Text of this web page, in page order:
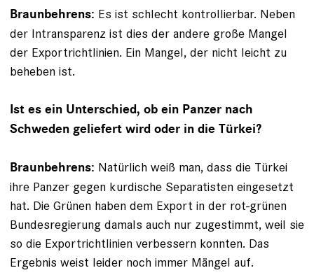
Braunbehrens: Es ist schlecht kontrollierbar. Neben
der Intransparenz ist dies der andere große Mangel
der Exportrichtlinien. Ein Mangel, der nicht leicht zu
beheben ist.
Ist es ein Unterschied, ob ein Panzer nach
Schweden geliefert wird oder in die Türkei?
Braunbehrens: Natürlich weiß man, dass die Türkei
ihre Panzer gegen kurdische Separatisten eingesetzt
hat. Die Grünen haben dem Export in der rot-grünen
Bundesregierung damals auch nur zugestimmt, weil sie
so die Exportrichtlinien verbessern konnten. Das
Ergebnis weist leider noch immer Mängel auf.